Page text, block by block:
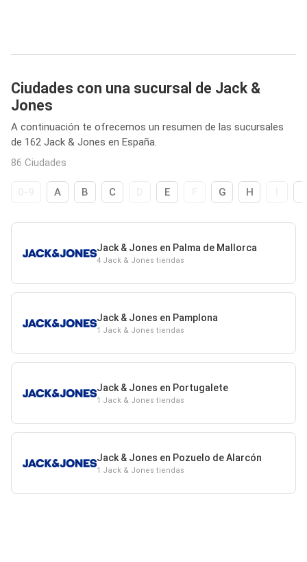
Ciudades con una sucursal de Jack &
Jones
A continuación te ofrecemos un resumen de las sucursales
de 162 Jack & Jones en España.
86 Ciudades
A B C E G H
Jack & Jones en Palma de Mallorca
4 Jack & Jones tiendas
Jack & Jones en Pamplona
1 Jack & Jones tiendas
Jack & Jones en Portugalete
1 Jack & Jones tiendas
Jack & Jones en Pozuelo de Alarcón
1 Jack & Jones tiendas